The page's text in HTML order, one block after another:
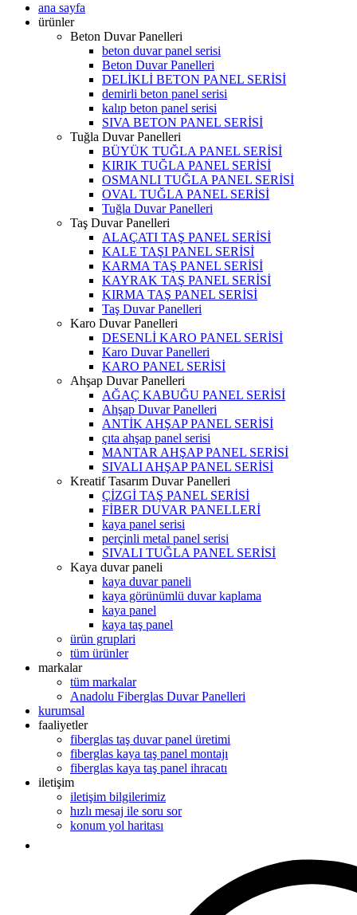
ana sayfa
ürünler
Beton Duvar Panelleri
beton duvar panel serisi
Beton Duvar Panelleri
DELİKLİ BETON PANEL SERİSİ
demirli beton panel serisi
kalıp beton panel serisi
SIVA BETON PANEL SERİSİ
Tuğla Duvar Panelleri
BÜYÜK TUĞLA PANEL SERİSİ
KIRIK TUĞLA PANEL SERİSİ
OSMANLI TUĞLA PANEL SERİSİ
OVAL TUĞLA PANEL SERİSİ
Tuğla Duvar Panelleri
Taş Duvar Panelleri
ALAÇATI TAŞ PANEL SERİSİ
KALE TAŞI PANEL SERİSİ
KARMA TAŞ PANEL SERİSİ
KAYRAK TAŞ PANEL SERİSİ
KIRMA TAŞ PANEL SERİSİ
Taş Duvar Panelleri
Karo Duvar Panelleri
DESENLİ KARO PANEL SERİSİ
Karo Duvar Panelleri
KARO PANEL SERİSİ
Ahşap Duvar Panelleri
AĞAÇ KABUĞU PANEL SERİSİ
Ahşap Duvar Panelleri
ANTİK AHŞAP PANEL SERİSİ
çıta ahşap panel serisi
MANTAR AHŞAP PANEL SERİSİ
SIVALI AHŞAP PANEL SERİSİ
Kreatif Tasarım Duvar Panelleri
ÇİZGİ TAŞ PANEL SERİSİ
FİBER DUVAR PANELLERİ
kaya panel serisi
perçinli metal panel serisi
SIVALI TUĞLA PANEL SERİSİ
Kaya duvar paneli
kaya duvar paneli
kaya görünümlü duvar kaplama
kaya panel
kaya taş panel
ürün gruplari
tüm ürünler
markalar
tüm markalar
Anadolu Fiberglas Duvar Panelleri
kurumsal
faaliyetler
fiberglas taş duvar panel üretimi
fiberglas kaya taş panel montajı
fiberglas kaya taş panel ihracatı
iletişim
iletişim bilgilerimiz
hızlı mesaj ile soru sor
konum yol haritası